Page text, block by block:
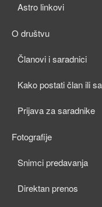
Astro linkovi
O društvu
Članovi i saradnici
Kako postati član ili
Prijava za saradnike
Fotografije
Snimci predavanja
Direktan prenos